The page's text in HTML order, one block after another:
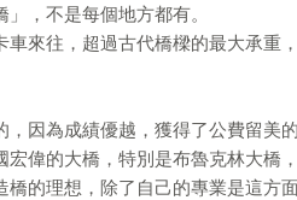
，不是每個地方都有。
來往，超過古代橋樑的最大承重
，因為成績優越，獲得了公費留美
偉的大橋，特別是布魯克林大橋
橋的理想，除了自己的專業是這方